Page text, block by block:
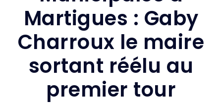
Martigues : Gaby
Charroux le maire
sortant réélu au
premier tour